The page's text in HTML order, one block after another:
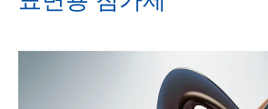
소포제와 탈포제